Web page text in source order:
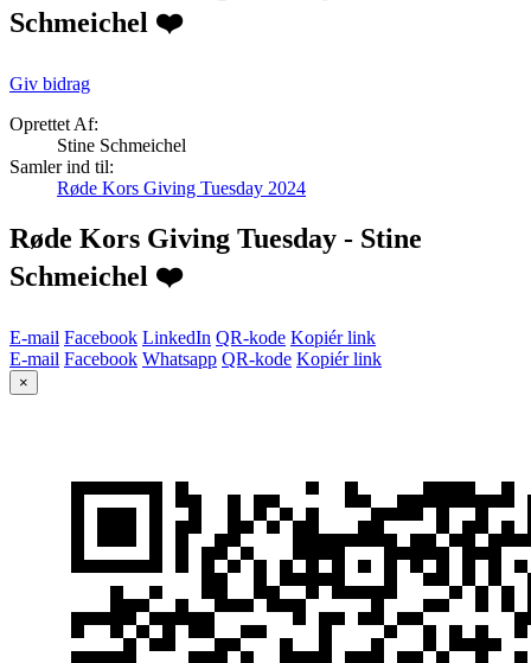
Schmeichel ❤️
Giv bidrag
Oprettet Af:
Stine Schmeichel
Samler ind til:
Røde Kors Giving Tuesday 2024
Røde Kors Giving Tuesday - Stine
Schmeichel ❤️
E-mail Facebook LinkedIn QR-kode Kopiér link
E-mail Facebook Whatsapp QR-kode Kopiér link
×